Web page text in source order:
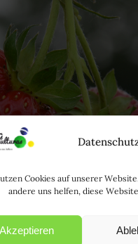
Cookies auf unserer
andere uns helfen, diese
Akzeptieren